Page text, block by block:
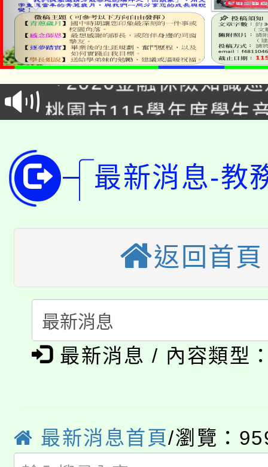
公告本校115學年度第
代理(課)教師甄選結果(
「2026金融保險知識
車」活動
桃園市115學年度學生
代理(課)教師甄選結果(
公告本校115學年度第
代理(課)教師甄選結果(
轉知中國文化大學推廣
《TA101》溝通分析基
程，歡迎學生輔導中心
心理、諮商輔導、社會
系所師生報名參加。
轉知苗栗縣政府辦理
縣市「校園短影音徵
門員」簡章及活動海報
踴躍報名參加。
桃園市115學年度學生
要點
「桃園市補助參觀特色
展演活動實施計畫」
115年度「教育部表揚
義教育推展貢獻獎」
公告本校115學年度第
「2026金融保險知識
生本土語及新住民語歌
公告本校115學年度第
公告本校115學年度第
最新消息-教
返回首頁
最新消息 / 內容類型
最新消息首頁/瀏覽：